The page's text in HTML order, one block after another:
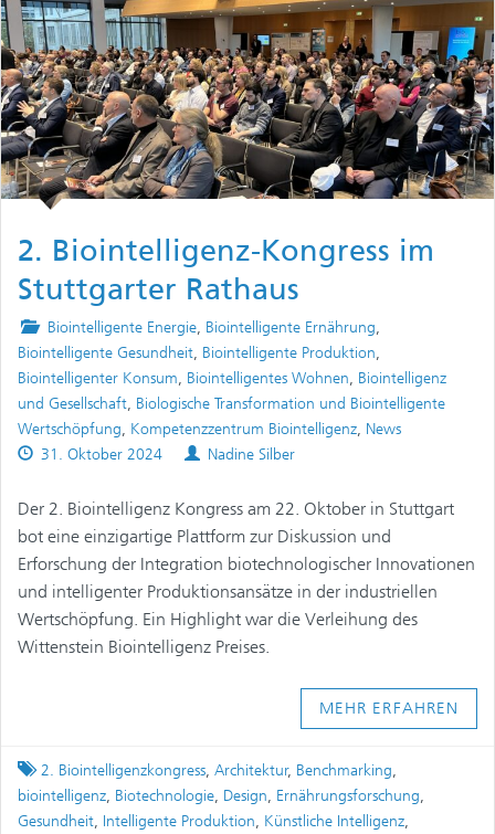
2. Biointelligenz-Kongress im
Stuttgarter Rathaus
Posted
in
Biointelligente Energie, Biointelligente Ernährung,
Biointelligente Gesundheit, Biointelligente Produktion,
Biointelligenter Konsum, Biointelligentes Wohnen, Biointelligenz
und Gesellschaft, Biologische Transformation und Biointelligente
Wertschöpfung, Kompetenzzentrum Biointelligenz, News
Published
31. Oktober 2024 Authors
Nadine Silber
Der 2. Biointelligenz Kongress am 22. Oktober in Stuttgart
bot eine einzigartige Plattform zur Diskussion und
Erforschung der Integration biotechnologischer Innovationen
und intelligenter Produktionsansätze in der industriellen
Wertschöpfung. Ein Highlight war die Verleihung des
Wittenstein Biointelligenz Preises.
MEHR ERFAHREN
Tagged
2. Biointelligenzkongress, Architektur, Benchmarking,
biointelligenz, Biotechnologie, Design, Ernährungsforschung,
Gesundheit, Intelligente Produktion, Künstliche Intelligenz,